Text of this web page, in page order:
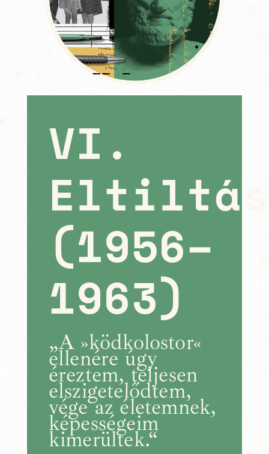
VI.
Eltiltás
(1956–
1963)
„A »ködkolostor«
ellenére úgy
éreztem, teljesen
elszigetelődtem,
vége az életemnek,
képességeim
kimerültek.“